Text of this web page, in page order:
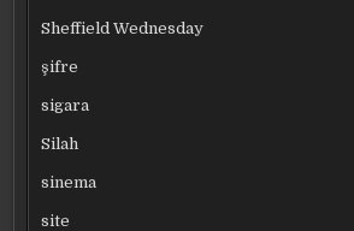
Sheffield Wednesday
şifre
sigara
Silah
sinema
site